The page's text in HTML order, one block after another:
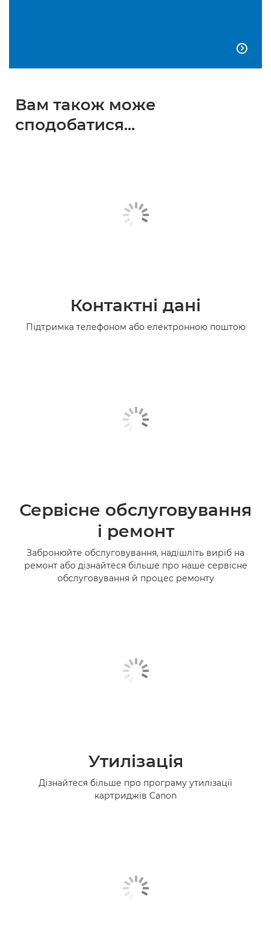

Вам також може
сподобатися...
Контактні дані
Підтримка телефоном або електронною поштою
Сервісне обслуговування
і ремонт
Забронюйте обслуговування, надішліть виріб на
ремонт або дізнайтеся більше про наше сервісне
обслуговування й процес ремонту
Утилізація
Дізнайтеся більше про програму утилізації
картриджів Canon